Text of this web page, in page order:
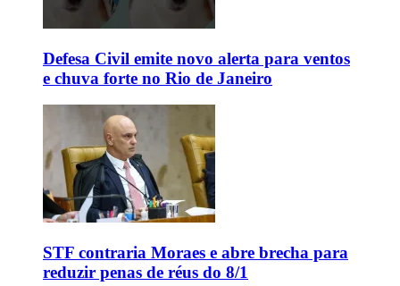
Defesa Civil emite novo alerta para ventos
e chuva forte no Rio de Janeiro
STF contraria Moraes e abre brecha para
reduzir penas de réus do 8/1